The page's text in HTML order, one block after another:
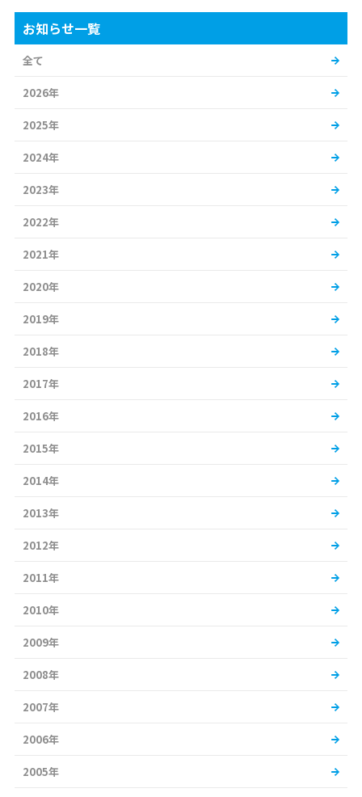
お知らせ一覧
全て
2026年
2025年
2024年
2023年
2022年
2021年
2020年
2019年
2018年
2017年
2016年
2015年
2014年
2013年
2012年
2011年
2010年
2009年
2008年
2007年
2006年
2005年